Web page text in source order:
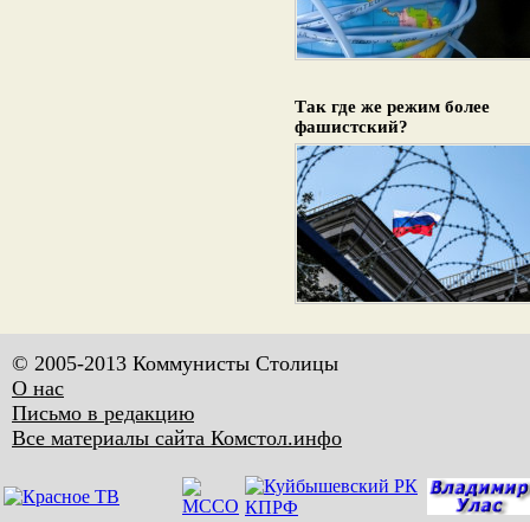
Так где же режим более
фашистский?
© 2005-2013 Коммунисты Столицы
О нас
Письмо в редакцию
Все материалы сайта Комстол.инфо